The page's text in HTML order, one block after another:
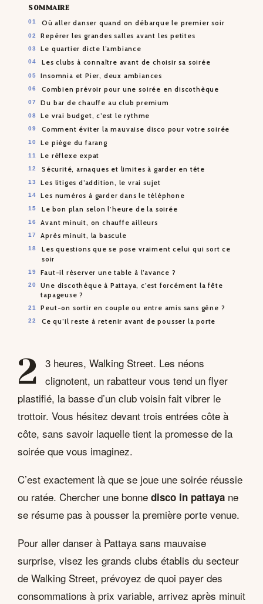
SOMMAIRE
Où aller danser quand on débarque le premier soir
Repérer les grandes salles avant les petites
Le quartier dicte l’ambiance
Les clubs à connaître avant de choisir sa soirée
Insomnia et Pier, deux ambiances
Combien prévoir pour une soirée en discothèque
Du bar de chauffe au club premium
Le vrai budget, c’est le rythme
Comment éviter la mauvaise disco pour votre soirée
Le piège du farang
Le réflexe expat
Sécurité, arnaques et limites à garder en tête
Les litiges d’addition, le vrai sujet
Les numéros à garder dans le téléphone
Le bon plan selon l’heure de la soirée
Avant minuit, on chauffe ailleurs
Après minuit, la bascule
Les questions que se pose vraiment celui qui sort ce
soir
Faut-il réserver une table à l’avance ?
Une discothèque à Pattaya, c’est forcément la fête
tapageuse ?
Peut-on sortir en couple ou entre amis sans gêne ?
Ce qu’il reste à retenir avant de pousser la porte
2
3 heures, Walking Street. Les néons
clignotent, un rabatteur vous tend un flyer
plastifié, la basse d’un club voisin fait vibrer le
trottoir. Vous hésitez devant trois entrées côte à
côte, sans savoir laquelle tient la promesse de la
soirée que vous imaginez.
C’est exactement là que se joue une soirée réussie
ou ratée. Chercher une bonne disco in pattaya ne
se résume pas à pousser la première porte venue.
Pour aller danser à Pattaya sans mauvaise
surprise, visez les grands clubs établis du secteur
de Walking Street, prévoyez de quoi payer des
consommations à prix variable, arrivez après minuit